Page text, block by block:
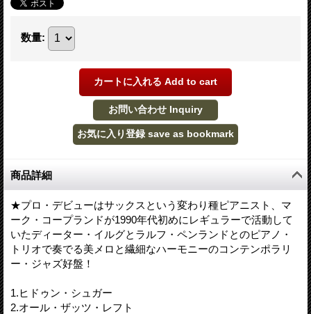
数量:
商品詳細
★プロ・デビューはサックスという変わり種ピアニスト、マ
ーク・コープランドが1990年代初めにレギュラーで活動して
いたディーター・イルグとラルフ・ペンランドとのピアノ・
トリオで奏でる美メロと繊細なハーモニーのコンテンポラリ
ー・ジャズ好盤！
1.ヒドゥン・シュガー
2.オール・ザッツ・レフト